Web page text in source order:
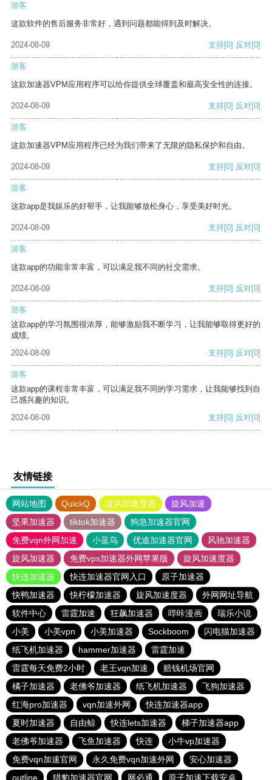
游客
这款软件的售后服务非常好，遇到问题都能得到及时解决。
2024-08-09 支持[0] 反对[0]
游客
这款加速器VPM应用程序可以给你提供全球覆盖和最高安全性的连接。
2024-08-09 支持[0] 反对[0]
游客
这款加速器VPM应用程序已经为我们带来了无限的隐私保护和自由。
2024-08-09 支持[0] 反对[0]
游客
这款app是我娱乐的好帮手，让我能够放松身心，享受美好时光。
2024-08-09 支持[0] 反对[0]
游客
这款app的功能非常丰富，可以满足我不同的社交需求。
2024-08-09 支持[0] 反对[0]
游客
这款app的学习氛围很浓厚，能够激励我不断学习，让我能够取得更好的
成绩。
2024-08-09
支持[0] 反对[0]
游客
这款app的课程非常丰富，可以满足我不同的学习需求，让我能够找到自
己感兴趣的知识。
2024-08-09
支持[0] 反对[0]
友情链接
网站地图 QuickQ 旋风加速度器
旋风加速
坚果加速器
tiktok加速器
狗急加速器官网
免费vqn外网加速
小蓝鸟 优途加速器官网
风驰加速器
旋风加速器
免费vps加速器外网苹果版
旋风加速度器
快连加速器
快连加速器官网入口
原子加速器
快鸭加速器
快柠檬加速器 旋风加速度器
外网网址导航
软件中心
雷霆加速 狂飙加速器 哔咔漫画
瑞乐小说
小美
小美vpn 小美加速器 Sockboom
闪电猫加速器
纸飞机加速器
hammer加速器
雷霆加速
雷霆每天免费2小时
老王vqn加速
赔钱机场官网
橘子加速器
老佛爷加速器 纸飞机加速器
飞狗加速器
红海pro加速器
vqn加速外网
快连加速器app
夏时加速器
自由鲸 快连lets加速器
梯子加速器app
老佛爷加速器
飞鱼加速器 快连
小牛vp加速器
免费vqn加速官网
永久免费vqn加速外网
安心加速器
outline
猎豹加速器官网 网必通 原子加速下载安卓